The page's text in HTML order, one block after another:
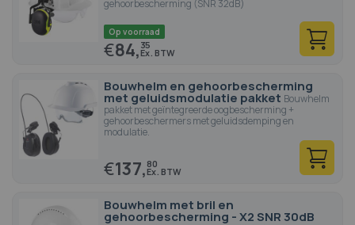
gehoorbescherming (SNR 32dB)
Op voorraad
€84,35
Bouwhelm en gehoorbescherming
met geluidsmodulatie pakket Bouwhelm
pakket met geïntegreerde oogbescherming +
gehoorbeschermers met geluidsdemping en
modulatie.
€137,80
Bouwhelm met bril en
gehoorbescherming - X2 SNR 30dB